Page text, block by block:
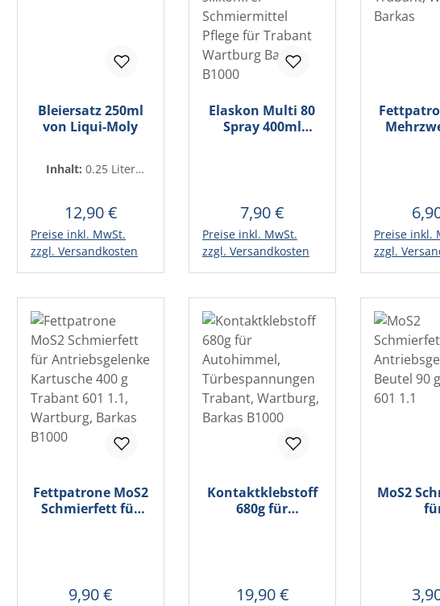
Bleiersatz 250ml
von Liqui-Moly
Inhalt: 0.25 Liter
Regulärer Preis:
12,90 €
Preise inkl. MwSt.
zzgl. Versandkosten
In den Warenkorb
Elaskon Multi 80
Spray 400ml
Wartburg Barkas
B1000
Regulärer Preis:
7,90 €
Preise inkl. MwSt.
zzgl. Versandkosten
In den Warenkorb
Preise inkl.
zzgl.In den
Fettpatrone MoS2
Schmierfett für
B1000
Regulärer Preis:
9,90 €
Kontaktklebstoff
680g für
B1000
Regulärer Preis:
19,90 €
MoS2